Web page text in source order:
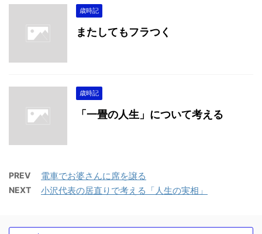
歳時記
またしてもフラつく
歳時記
「一畳の人生」について考える
PREV 電車でお婆さんに席を譲る
NEXT 小沢代表の居直りで考える「人生の実相」